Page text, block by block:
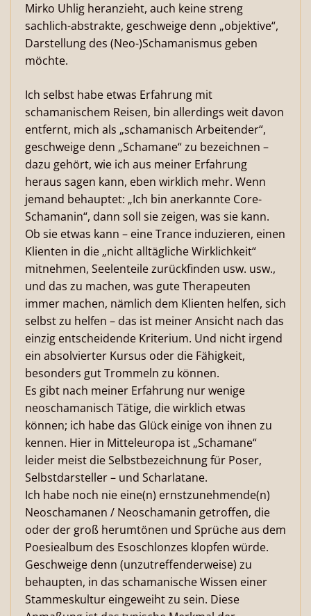
Mirko Uhlig heranzieht, auch keine streng
sachlich-abstrakte, geschweige denn „objektive“,
Darstellung des (Neo-)Schamanismus geben
möchte.
Ich selbst habe etwas Erfahrung mit
schamanischem Reisen, bin allerdings weit davon
entfernt, mich als „schamanisch Arbeitender“,
geschweige denn „Schamane“ zu bezeichnen –
dazu gehört, wie ich aus meiner Erfahrung
heraus sagen kann, eben wirklich mehr. Wenn
jemand behauptet: „Ich bin anerkannte Core-
Schamanin“, dann soll sie zeigen, was sie kann.
Ob sie etwas kann – eine Trance induzieren, einen
Klienten in die „nicht alltägliche Wirklichkeit“
mitnehmen, Seelenteile zurückfinden usw. usw.,
und das zu machen, was gute Therapeuten
immer machen, nämlich dem Klienten helfen, sich
selbst zu helfen – das ist meiner Ansicht nach das
einzig entscheidende Kriterium. Und nicht irgend
ein absolvierter Kursus oder die Fähigkeit,
besonders gut Trommeln zu können.
Es gibt nach meiner Erfahrung nur wenige
neoschamanisch Tätige, die wirklich etwas
können; ich habe das Glück einige von ihnen zu
kennen. Hier in Mitteleuropa ist „Schamane“
leider meist die Selbstbezeichnung für Poser,
Selbstdarsteller – und Scharlatane.
Ich habe noch nie eine(n) ernstzunehmende(n)
Neoschamanen / Neoschamanin getroffen, die
oder der groß herumtönen und Sprüche aus dem
Poesiealbum des Esoschlonzes klopfen würde.
Geschweige denn (unzutreffenderweise) zu
behaupten, in das schamanische Wissen einer
Stammeskultur eingeweiht zu sein. Diese